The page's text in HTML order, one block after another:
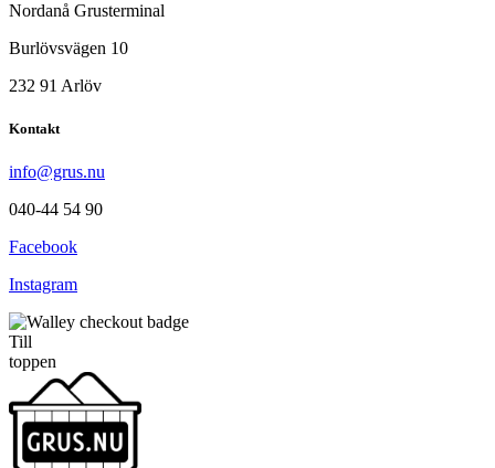
Nordanå Grusterminal
Burlövsvägen 10
232 91 Arlöv
Kontakt
info@grus.nu
040-44 54 90
Facebook
Instagram
Till
toppen